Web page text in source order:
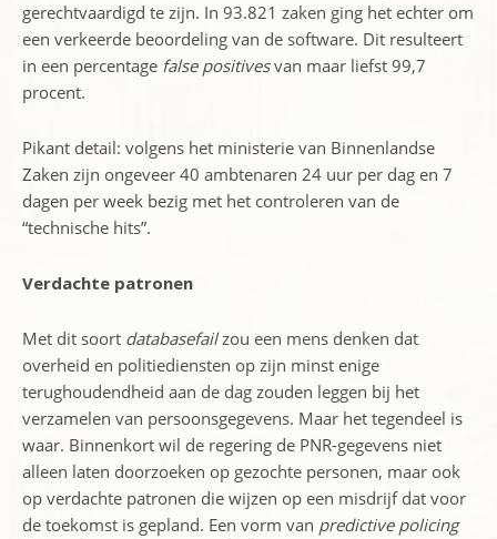
gerechtvaardigd te zijn. In 93.821 zaken ging het echter om
een verkeerde beoordeling van de software. Dit resulteert
in een percentage false positivesvan maar liefst 99,7
procent.
Pikant detail: volgens het ministerie van Binnenlandse
Zaken zijn ongeveer 40 ambtenaren 24 uur per dag en 7
dagen per week bezig met het controleren van de
“technische hits”.
Verdachte patronen
Met dit soort databasefailzou een mens denken dat
overheid en politiediensten op zijn minst enige
terughoudendheid aan de dag zouden leggen bij het
verzamelen van persoonsgegevens. Maar het tegendeel is
waar. Binnenkort wil de regering de PNR-gegevens niet
alleen laten doorzoeken op gezochte personen, maar ook
op verdachte patronen die wijzen op een misdrijf dat voor
de toekomst is gepland. Een vorm van predictive policing